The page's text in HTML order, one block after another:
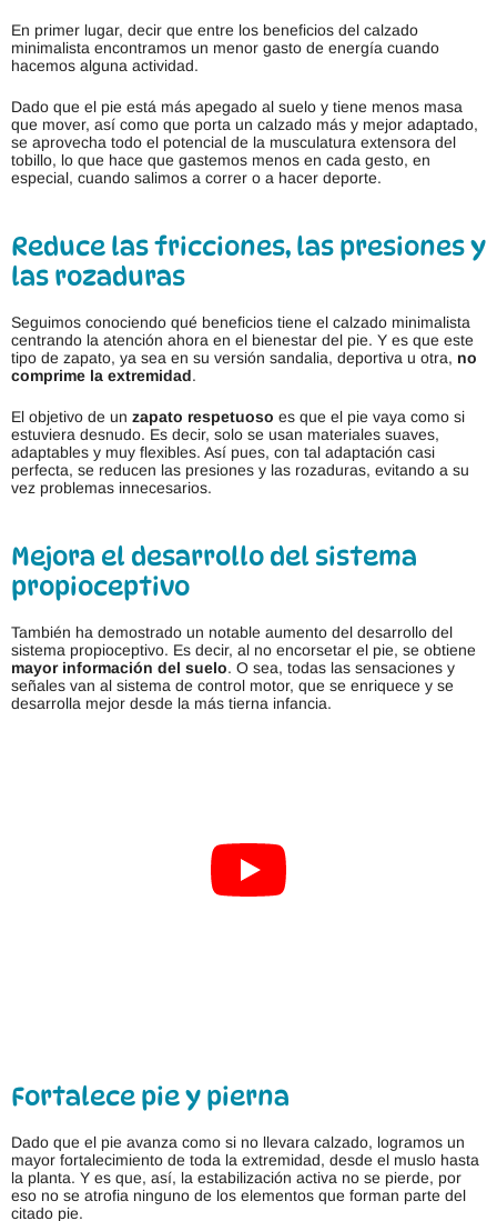
En primer lugar, decir que entre los beneficios del calzado
minimalista encontramos un menor gasto de energía cuando
hacemos alguna actividad.
Dado que el pie está más apegado al suelo y tiene menos masa
que mover, así como que porta un calzado más y mejor adaptado,
se aprovecha todo el potencial de la musculatura extensora del
tobillo, lo que hace que gastemos menos en cada gesto, en
especial, cuando salimos a correr o a hacer deporte.
Reduce las fricciones, las presiones y
las rozaduras
Seguimos conociendo qué beneficios tiene el calzado minimalista
centrando la atención ahora en el bienestar del pie. Y es que este
tipo de zapato, ya sea en su versión sandalia, deportiva u otra, no
comprime la extremidad.
El objetivo de un zapato respetuoso es que el pie vaya como si
estuviera desnudo. Es decir, solo se usan materiales suaves,
adaptables y muy flexibles. Así pues, con tal adaptación casi
perfecta, se reducen las presiones y las rozaduras, evitando a su
vez problemas innecesarios.
Mejora el desarrollo del sistema
propioceptivo
También ha demostrado un notable aumento del desarrollo del
sistema propioceptivo. Es decir, al no encorsetar el pie, se obtiene
mayor información del suelo. O sea, todas las sensaciones y
señales van al sistema de control motor, que se enriquece y se
desarrolla mejor desde la más tierna infancia.
Fortalece pie y pierna
Dado que el pie avanza como si no llevara calzado, logramos un
mayor fortalecimiento de toda la extremidad, desde el muslo hasta
la planta. Y es que, así, la estabilización activa no se pierde, por
eso no se atrofia ninguno de los elementos que forman parte del
citado pie.